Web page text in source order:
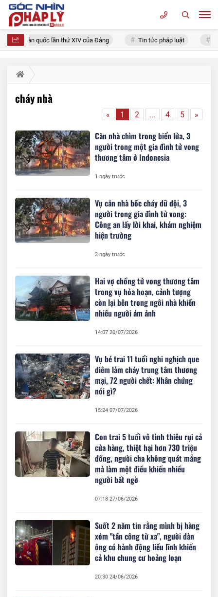
biểu toàn quốc lần thứ XIV của Đảng Tin tức pháp luật
cháy nhà
« 1 2 ... 4 5 »
Căn nhà chìm trong biển lửa, 3
người trong một gia đình tử vong
thương tâm ở Indonesia
1 ngày trước
Vụ căn nhà bốc cháy dữ dội, 3
người trong gia đình tử vong:
Công an lấy lời khai, khám nghiệm
hiện trường
2 ngày trước
Hai vợ chồng tử vong thương tâm
trong vụ hỏa hoạn, cảnh tượng
còn lại bên trong ngôi nhà khiến
nhiều người ám ảnh
14:07 20/07/2026
Vụ bé trai 11 tuổi nghi nghịch que
diêm làm cháy trung tâm thương
mại, 72 người chết: Nhân chứng
nói gì?
15:24 07/07/2026
Con trai 5 tuổi vô tình thiêu rụi cả
cửa hàng, thiệt hại hơn 730 triệu
đồng, người cha không quát mắng
mà làm một điều khiến nhiều
người bất ngờ
07:18 27/06/2026
Suốt 2 năm tin rằng mình bị hàng
xóm "tấn công từ xa", người đàn
ông có hành động liều lĩnh khiến
cả khu chung cư hoảng loạn
20:30 24/06/2026